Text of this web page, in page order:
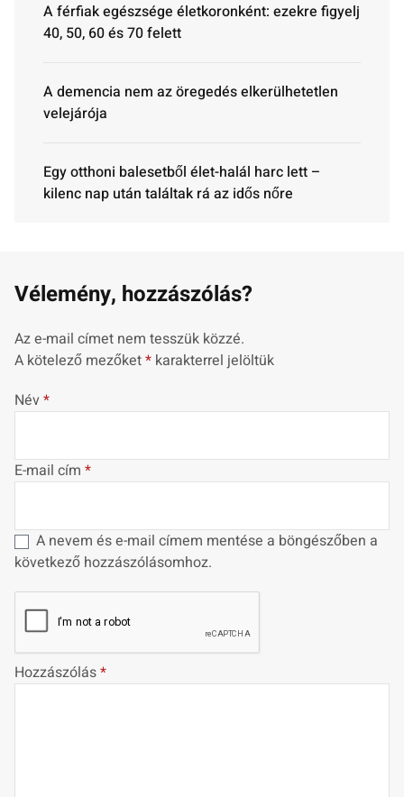
A férfiak egészsége életkoronként: ezekre figyelj
40, 50, 60 és 70 felett
A demencia nem az öregedés elkerülhetetlen
velejárója
Egy otthoni balesetből élet-halál harc lett –
kilenc nap után találtak rá az idős nőre
Vélemény, hozzászólás?
Az e-mail címet nem tesszük közzé.
A kötelező mezőket* karakterrel jelöltük
Név*
E-mail cím *
A nevem és e-mail címem mentése a böngészőben a
következő hozzászólásomhoz.
Hozzászólás*